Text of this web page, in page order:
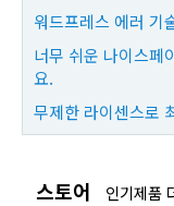
워드프레스 에러 기
너무 쉬운 나이스페
요.
무제한 라이센스로
스토어 인기제품